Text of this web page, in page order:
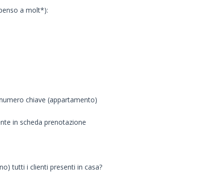
a molt*):
chiave (appartamento)
in scheda prenotazione
tutti i clienti presenti in casa?